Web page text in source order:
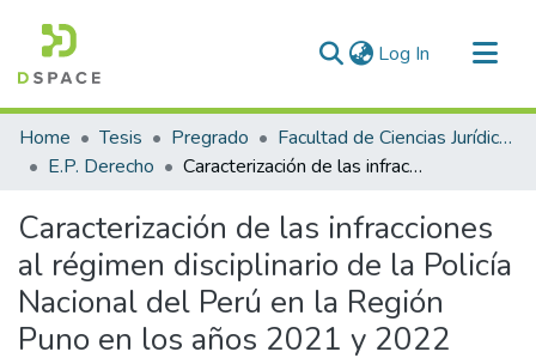
Log In (current)
Communities & Collections
All of DSpace
Home Tesis Pregrado
Facultad de Ciencias Jurídicas y Políticas
E.P. Derecho
Caracterización de las infracciones al régimen disciplinario de la Policía Nacional del Perú en la Región Puno en los años 2021 y 2022
Caracterización de las infracciones
al régimen disciplinario de la Policía
Nacional del Perú en la Región
Puno en los años 2021 y 2022